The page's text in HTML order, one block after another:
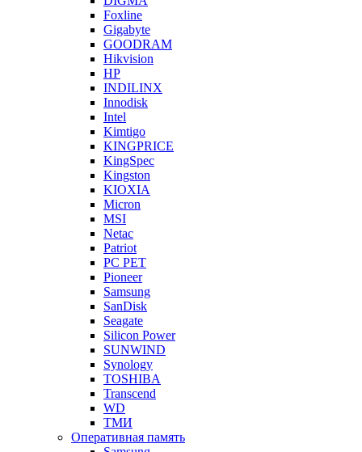
Foxline
Gigabyte
GOODRAM
Hikvision
HP
INDILINX
Innodisk
Intel
Kimtigo
KINGPRICE
KingSpec
Kingston
KIOXIA
Micron
MSI
Netac
Patriot
PC PET
Pioneer
Samsung
SanDisk
Seagate
Silicon Power
SUNWIND
Synology
TOSHIBA
Transcend
WD
ТМИ
Оперативная память